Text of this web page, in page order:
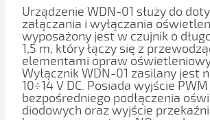
Urządzenie WDN-01 służy do
załączania i wyłączania
wyposażony jest w czujnik o
1,5 m, który łączy się z
elementami opraw
Wyłącznik WDN-01 zasilany jest
10÷14 V DC. Posiada wyjście
bezpośredniego podłączenia
diodowych oraz wyjście